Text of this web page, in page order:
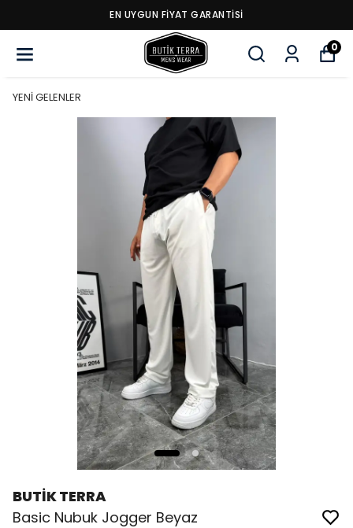
EN UYGUN FİYAT GARANTİSİ
0
YENİ GELENLER
BUTİK TERRA
Basic Nubuk Jogger Beyaz